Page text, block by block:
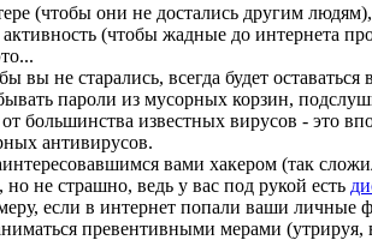
(чтобы они не достались другим
(чтобы жадные до интернета
не старались, всегда будет оставаться
пароли из мусорных корзин,
большинства известных вирусов - это
антивирусов.
вами хакером (так
не страшно, ведь у вас под рукой есть
если в интернет попали ваши личные
превентивными мерами (утрируя,